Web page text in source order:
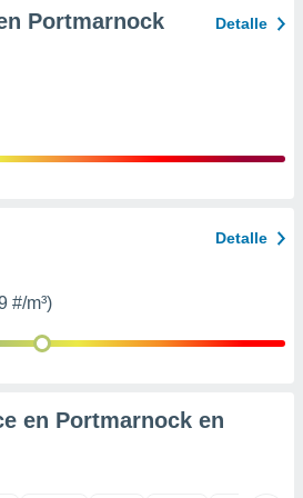
Portmarnock
Detalle
Detalle
#/m³)
en Portmarnock en